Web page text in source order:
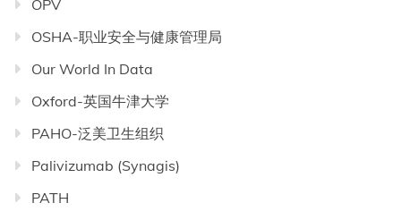
OPV
OSHA-职业安全与健康管理局
Our World In Data
Oxford-英国牛津大学
PAHO-泛美卫生组织
Palivizumab (Synagis)
PATH